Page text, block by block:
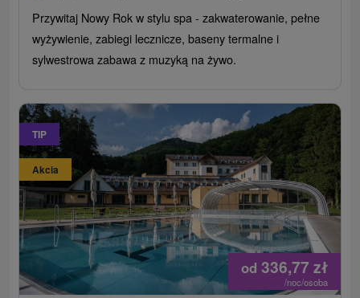
Przywitaj Nowy Rok w stylu spa - zakwaterowanie, pełne
wyżywienie, zabiegi lecznicze, baseny termalne i
sylwestrowa zabawa z muzyką na żywo.
TIP
Akcia
od 336,77 zł
/noc/osoba